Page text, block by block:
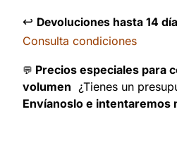
↩️ Devoluciones hasta 14
Consulta condiciones
💬 Precios especiales para
volumen ¿Tienes un
Envíanoslo e intentaremos